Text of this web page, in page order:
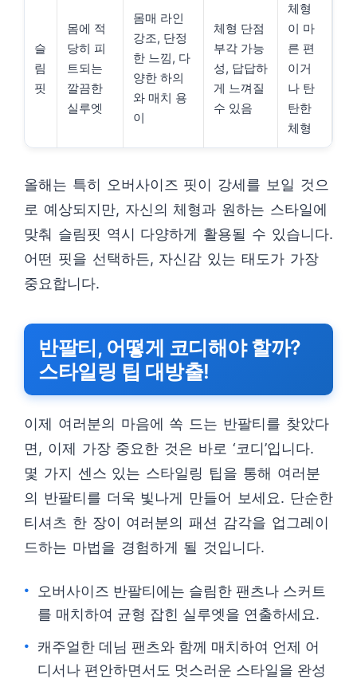
슬
림
핏
몸에 적
당히 피
트되는
깔끔한
실루엣
몸매 라인
강조, 단정
한 느낌, 다
양한 하의
와 매치 용
이
체형 단점
부각 가능
성, 답답하
게 느껴질
수 있음
체형
이 마
른 편
이거
나 탄
탄한
체형
올해는 특히 오버사이즈 핏이 강세를 보일 것으
로 예상되지만, 자신의 체형과 원하는 스타일에
맞춰 슬림핏 역시 다양하게 활용될 수 있습니다.
어떤 핏을 선택하든, 자신감 있는 태도가 가장
중요합니다.
반팔티, 어떻게 코디해야 할까?
스타일링 팁 대방출!
이제 여러분의 마음에 쏙 드는 반팔티를 찾았다
면, 이제 가장 중요한 것은 바로 ‘코디’입니다.
몇 가지 센스 있는 스타일링 팁을 통해 여러분
의 반팔티를 더욱 빛나게 만들어 보세요. 단순한
티셔츠 한 장이 여러분의 패션 감각을 업그레이
드하는 마법을 경험하게 될 것입니다.
오버사이즈 반팔티에는 슬림한 팬츠나 스커트
를 매치하여 균형 잡힌 실루엣을 연출하세요.
캐주얼한 데님 팬츠와 함께 매치하여 언제 어
디서나 편안하면서도 멋스러운 스타일을 완성